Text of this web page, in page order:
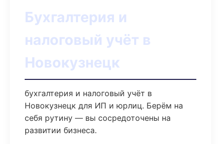
Бухгалтерия и
налоговый учёт в
Новокузнецк
бухгалтерия и налоговый учёт в
Новокузнецк для ИП и юрлиц. Берём на
себя рутину — вы сосредоточены на
развитии бизнеса.